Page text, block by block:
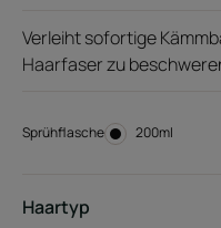
Verleiht sofortige
Haarfaser zu
Sprühflasche Sprühflasche
200ml
Haartyp